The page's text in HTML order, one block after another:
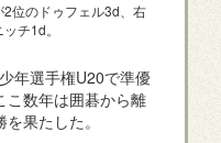
位のドゥフェル3d、右
チ1d。
年選手権U20で準優
こ数年は囲碁から離
果たした。